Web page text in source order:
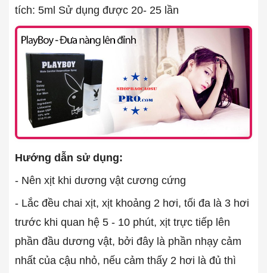
tích: 5ml Sử dụng được 20- 25 lần
Hướng dẫn sử dụng:
- Nên xịt khi dương vật cương cứng
- Lắc đều chai xịt, xịt khoảng 2 hơi, tối đa là 3 hơi
trước khi quan hệ 5 - 10 phút, xịt trực tiếp lên
phần đầu dương vật, bởi đây là phần nhạy cảm
nhất của cậu nhỏ, nếu cảm thấy 2 hơi là đủ thì